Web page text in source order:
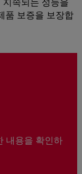
품 보증을 보장합
내용을 확인하